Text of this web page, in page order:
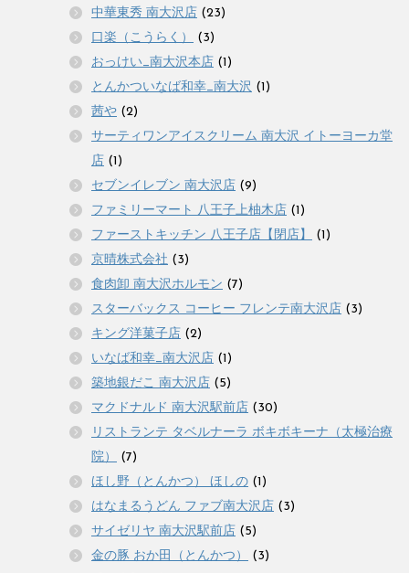
中華東秀 南大沢店 (23)
口楽（こうらく）
(3)
おっけい_南大沢本店 (1)
とんかついなば和幸_南大沢 (1)
茜や (2)
サーティワンアイスクリーム 南大沢 イトーヨーカ堂
店 (1)
セブンイレブン 南大沢店 (9)
ファミリーマート 八王子上柚木店 (1)
ファーストキッチン 八王子店【閉店】
(1)
京晴株式会社 (3)
食肉卸 南大沢ホルモン (7)
スターバックス コーヒー フレンテ南大沢店 (3)
キング洋菓子店 (2)
いなば和幸_南大沢店 (1)
築地銀だこ 南大沢店 (5)
マクドナルド 南大沢駅前店 (30)
リストランテ タベルナーラ ボキボキーナ（太極治療
院）
(7)
ほし野（とんかつ） ほしの (1)
はなまるうどん ファブ南大沢店 (3)
サイゼリヤ 南大沢駅前店 (5)
金の豚 おか田（とんかつ）
(3)